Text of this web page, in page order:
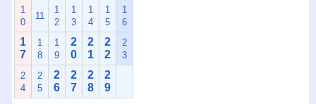
1
0
11
1
2
1
3
1
4
1
5
1
6
1
7
1
8
1
9
2
0
2
1
2
2
2
3
2
4
2
5
2
6
2
7
2
8
2
9